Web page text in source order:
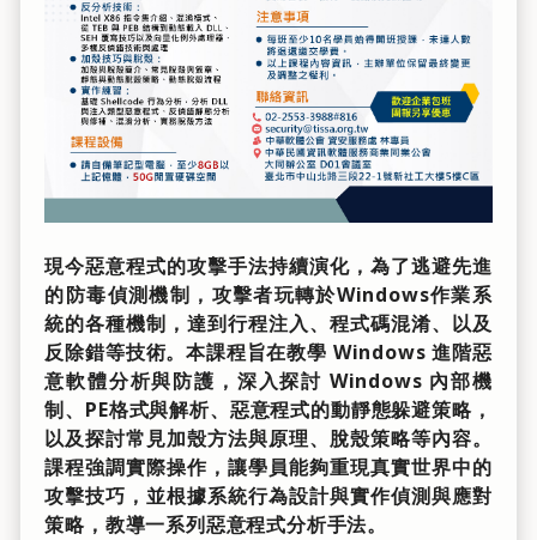
現今惡意程式的攻擊手法持續演化，為了逃避先進
的防毒偵測機制，攻擊者玩轉於Windows作業系
統的各種機制，達到行程注入、程式碼混淆、以及
反除錯等技術。本課程旨在教學 Windows 進階惡
意軟體分析與防護，深入探討 Windows 內部機
制、PE格式與解析、惡意程式的動靜態躲避策略，
以及探討常見加殼方法與原理、脫殼策略等內容。
課程強調實際操作，讓學員能夠重現真實世界中的
攻擊技巧，並根據系統行為設計與實作偵測與應對
策略，教導一系列惡意程式分析手法。